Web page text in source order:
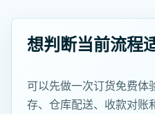
想判断当前流程
可以先做一次订货免费体
存、仓库配送、收款对账